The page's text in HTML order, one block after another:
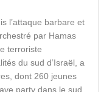
l’attaque barbare et
par Hamas
terroriste
du sud d’Israël, a
dont 260 jeunes
party dans le sud